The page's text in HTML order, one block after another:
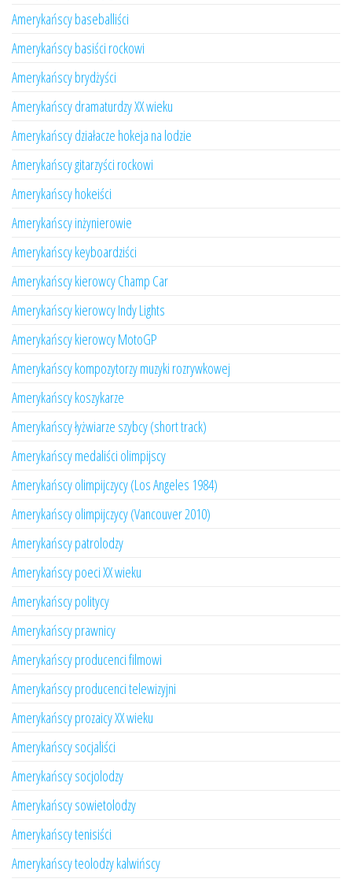
Amerykańscy baseballiści
Amerykańscy basiści rockowi
Amerykańscy brydżyści
Amerykańscy dramaturdzy XX wieku
Amerykańscy działacze hokeja na lodzie
Amerykańscy gitarzyści rockowi
Amerykańscy hokeiści
Amerykańscy inżynierowie
Amerykańscy keyboardziści
Amerykańscy kierowcy Champ Car
Amerykańscy kierowcy Indy Lights
Amerykańscy kierowcy MotoGP
Amerykańscy kompozytorzy muzyki rozrywkowej
Amerykańscy koszykarze
Amerykańscy łyżwiarze szybcy (short track)
Amerykańscy medaliści olimpijscy
Amerykańscy olimpijczycy (Los Angeles 1984)
Amerykańscy olimpijczycy (Vancouver 2010)
Amerykańscy patrolodzy
Amerykańscy poeci XX wieku
Amerykańscy politycy
Amerykańscy prawnicy
Amerykańscy producenci filmowi
Amerykańscy producenci telewizyjni
Amerykańscy prozaicy XX wieku
Amerykańscy socjaliści
Amerykańscy socjolodzy
Amerykańscy sowietolodzy
Amerykańscy tenisiści
Amerykańscy teolodzy kalwińscy